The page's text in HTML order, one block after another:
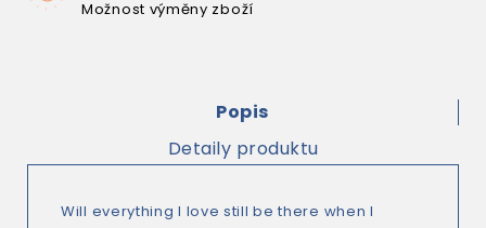
Možnost výměny zboží
Popis
Detaily produktu
Will everything I love still be there when I